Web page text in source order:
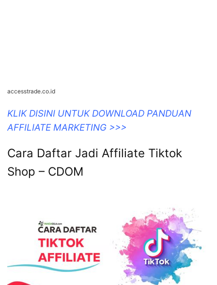
accesstrade.co.id
Cara Daftar Jadi Affiliate Tiktok
Shop – CDOM